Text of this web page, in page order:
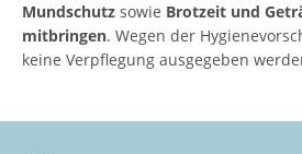
Mundschutz sowie Brotzeit und
mitbringen. Wegen der
keine Verpflegung ausgegeben